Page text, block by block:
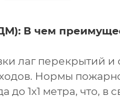
В чем
лаг перекрытий
Нормы
1х1 метра, что,